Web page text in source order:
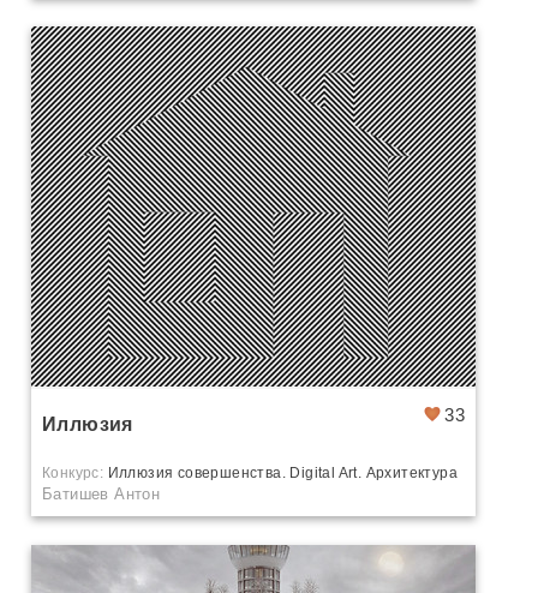
33
Иллюзия
Конкурс: Иллюзия совершенства. Digital Art. Архитектура
Батишев Антон